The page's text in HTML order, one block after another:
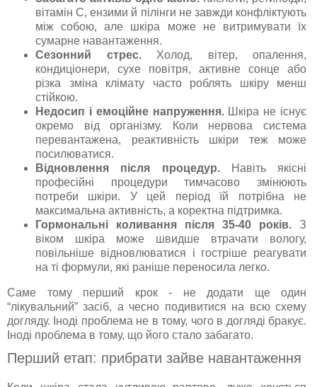
вітамін C, ензими й пілінги не завжди конфліктують
між собою, але шкіра може не витримувати їх
сумарне навантаження.
Сезонний стрес.Холод, вітер, опалення,
кондиціонери, сухе повітря, активне сонце або
різка зміна клімату часто роблять шкіру менш
стійкою.
Недосип і емоційне напруження.Шкіра не існує
окремо від організму. Коли нервова система
перевантажена, реактивність шкіри теж може
посилюватися.
Відновлення після процедур.Навіть якісні
професійні процедури тимчасово змінюють
потреби шкіри. У цей період їй потрібна не
максимальна активність, а коректна підтримка.
Гормональні коливання після 35-40 років. З
віком шкіра може швидше втрачати вологу,
повільніше відновлюватися і гостріше реагувати
на ті формули, які раніше переносила легко.
Саме тому перший крок - не додати ще один
“лікувальний” засіб, а чесно подивитися на всю схему
догляду. Іноді проблема не в тому, чого в догляді бракує.
Іноді проблема в тому, що його стало забагато.
Перший етап: прибрати зайве навантаження